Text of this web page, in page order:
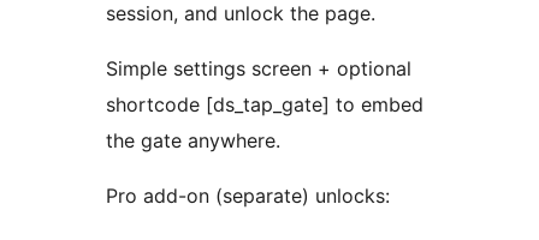
session, and unlock the page.
Simple settings screen + optional
shortcode [ds_tap_gate] to embed
the gate anywhere.
Pro add-on (separate) unlocks: